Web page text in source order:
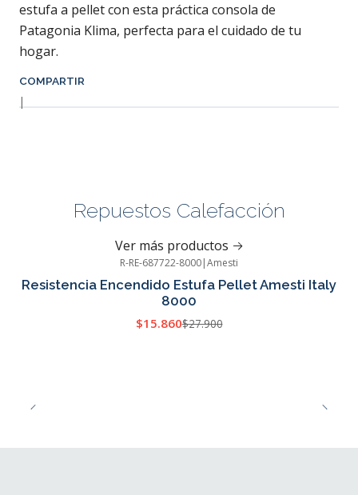
estufa a pellet con esta práctica consola de
Patagonia Klima, perfecta para el cuidado de tu
hogar.
COMPARTIR
|
Repuestos Calefacción
Ver más productos
-43%
OFF
R-RE-687722-8000|Amesti
Resistencia Encendido Estufa Pellet Amesti Italy
8000
$15.860$27.900